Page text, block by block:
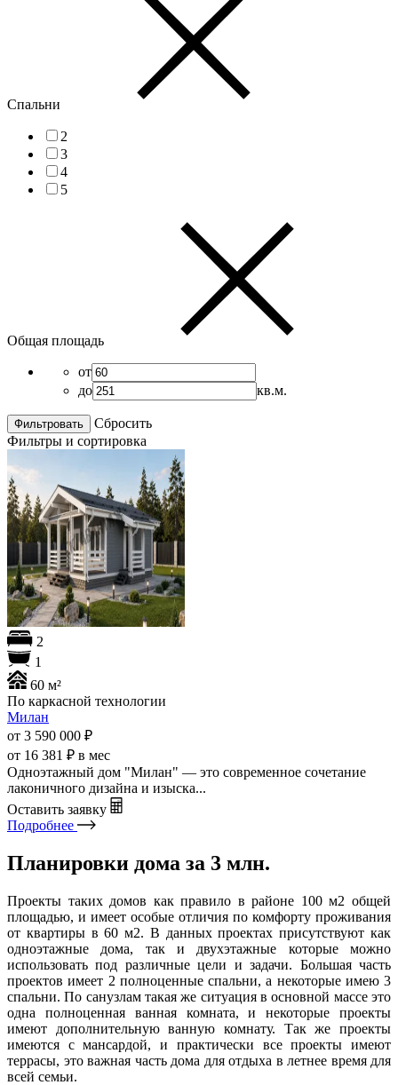
Спальни
2
3
4
5
Общая площадь
от
до
кв.м.
Cбросить
Фильтры и сортировка
2
1
60 м²
По каркасной технологии
Милан
от 3 590 000 ₽
от 16 381 ₽ в мес
Одноэтажный дом "Милан" — это современное сочетание
лаконичного дизайна и изыска...
Оставить заявку
Подробнее
Планировки дома за 3 млн.
Проекты таких домов как правило в районе 100 м2 общей
площадью, и имеет особые отличия по комфорту проживания
от квартиры в 60 м2. В данных проектах присутствуют как
одноэтажные дома, так и двухэтажные которые можно
использовать под различные цели и задачи. Большая часть
проектов имеет 2 полноценные спальни, а некоторые имею 3
спальни. По санузлам такая же ситуация в основной массе это
одна полноценная ванная комната, и некоторые проекты
имеют дополнительную ванную комнату. Так же проекты
имеются с мансардой, и практически все проекты имеют
террасы, это важная часть дома для отдыха в летнее время для
всей семьи.